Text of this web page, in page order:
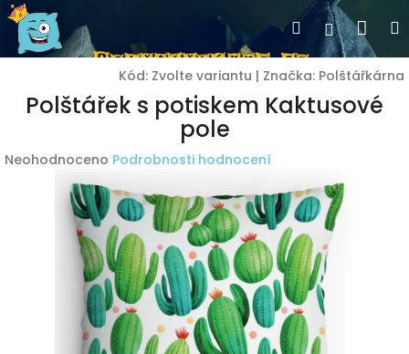
Přejít
na
obsah
Hledat
Kód: Zvolte variantu | Značka: Polštářkárna
Polštářek s potiskem Kaktusové
pole
Průměrné
Neohodnoceno Podrobnosti hodnocení